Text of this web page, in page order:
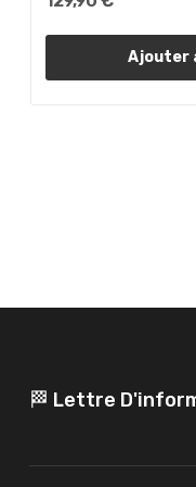
Ajouter
🏁 Lettre